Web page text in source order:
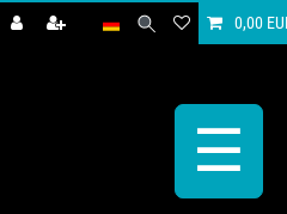
0,00
☰